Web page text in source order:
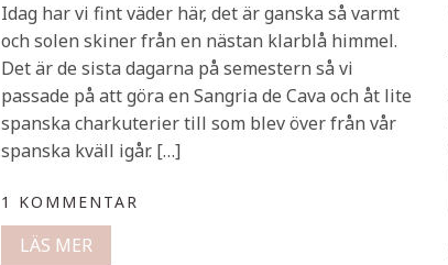
Idag har vi fint väder här, det är ganska så varmt
och solen skiner från en nästan klarblå himmel.
Det är de sista dagarna på semestern så vi
passade på att göra en Sangria de Cava och åt lite
spanska charkuterier till som blev över från vår
spanska kväll igår. […]
1 KOMMENTAR
LÄS MER